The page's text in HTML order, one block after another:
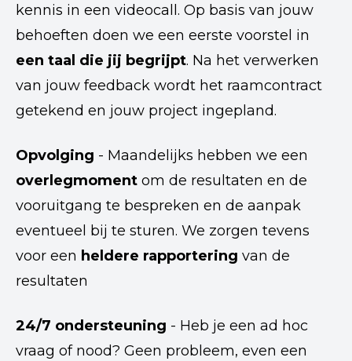
kennis in een videocall. Op basis van jouw
behoeften doen we een eerste voorstel in
een taal die jij begrijpt. Na het verwerken
van jouw feedback wordt het raamcontract
getekend en jouw project ingepland.
Opvolging - Maandelijks hebben we een
overlegmoment om de resultaten en de
vooruitgang te bespreken en de aanpak
eventueel bij te sturen. We zorgen tevens
voor een heldere rapportering van de
resultaten
24/7 ondersteuning - Heb je een ad hoc
vraag of nood? Geen probleem, even een